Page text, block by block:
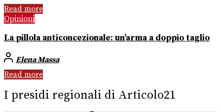
Read more
Opinioni
La pillola anticoncezionale: un’arma a doppio taglio
Elena Massa
Read more
I presidi regionali di Articolo21